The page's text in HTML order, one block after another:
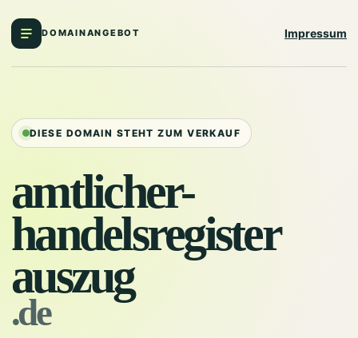
DOMAINANGEBOT Impressum
DIESE DOMAIN STEHT ZUM VERKAUF
amtlicher-
handelsregister
auszug
.de